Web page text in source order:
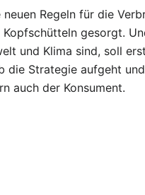
Regeln für die
gesorgt.
und Klima sind, soll
die Strategie aufgeht
auch der Konsument.